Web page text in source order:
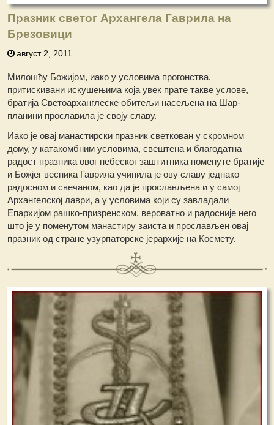
Празник светог Архангела Гаврила на
Брезовици
август 2, 2011
Милошћу Божијом, иако у условима прогонства,
притискивани искушењима која увек прате такве услове,
братија Светоарханглеске обитељи насељена на Шар-
планини прославила је своју славу.
Иако је овај манастирски празник светкован у скромном
дому, у катакомбним условима, свештена и блaгодатна
радост празника овог небеског заштитника поменуте братије
и Божјег весника Гаврила учинила је ову славу једнако
радосном и свечаном, као да је прослављена и у самој
Архангелској лаври, а у условима који су завладали
Епархијом рашко-призренском, вероватно и радосније него
што је у поменутом манастиру заиста и прослављен овај
празник од стране узурпаторске јерархије на Космету.